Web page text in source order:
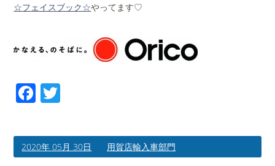
☆フェイスブック☆やってます♡
Facebook
2020年 05月 30日 用賀店輸入車部門